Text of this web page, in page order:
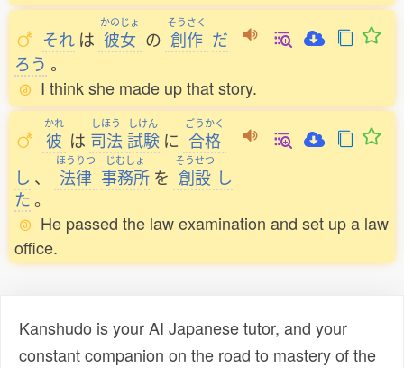
それ は
かのじょ
彼女 の
そうさく
創作 だ
ろう 。
I think she made up that story.
かれ
彼 は
しほう
司法
しけん
試験 に
ごうかく
合格
し 、
ほうりつ
法律
じむしょ
事務所 を
そうせつ
創設 し
た。
He passed the law examination and set up a law
office.
Kanshudo is your AI Japanese tutor, and your
constant companion on the road to mastery of the